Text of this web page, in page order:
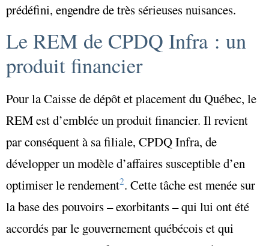
prédéfini, engendre de très sérieuses nuisances.
Le REM de CPDQ Infra : un
produit financier
Pour la Caisse de dépôt et placement du Québec, le
REM est d’emblée un produit financier. Il revient
par conséquent à sa filiale, CPDQ Infra, de
développer un modèle d’affaires susceptible d’en
optimiser le rendement2. Cette tâche est menée sur
la base des pouvoirs – exorbitants – qui lui ont été
accordés par le gouvernement québécois et qui